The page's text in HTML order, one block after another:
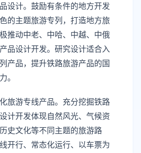
设计。鼓励有条件的地方开发
的主题旅游专列，打造地方旅
推动中老、中哈、中越、中俄
品设计开发。研究设计适合入
产品，提升铁路旅游产品的国
。
化旅游专线产品。充分挖掘铁路
计开发体现自然风光、气候资
史文化等不同主题的旅游路
开行、常态化运行、以车票为